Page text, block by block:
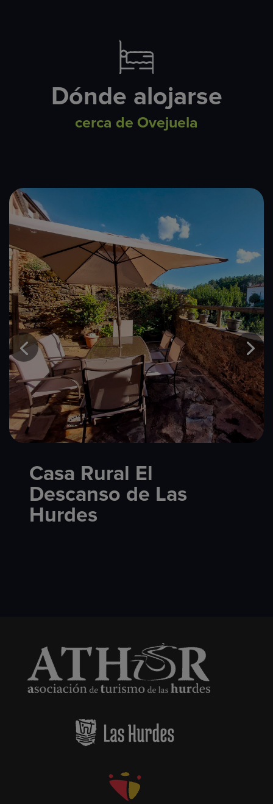
Dónde alojarse
cerca de Ovejuela
Casa Rural El
Descanso de Las
Hurdes